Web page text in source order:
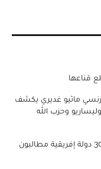
قناعها
ماثيو غديري يكشف
وحزب الله
تأشيرة الدخول للولايات المتحدة: مواطنو 30 دولة إفريقية مطالبون